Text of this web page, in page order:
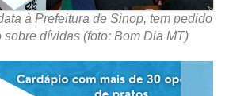
à Prefeitura de Sinop, tem pedido
dívidas (foto: Bom Dia MT)